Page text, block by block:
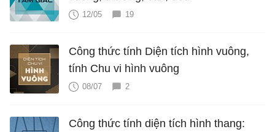
12/05 19
Công thức tính Diện tích hình vuông,
tính Chu vi hình vuông
08/07 2
Công thức tính diện tích hình thang: